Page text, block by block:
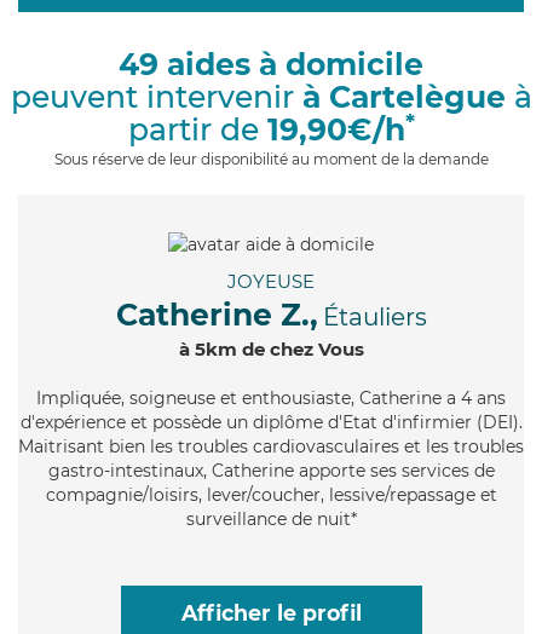
g
49 aides à domicile
peuvent intervenir à Cartelègue à
partir de 19,90€/h*
Sous réserve de leur disponibilité au moment de la demande
JOYEUSE
Catherine Z., Étauliers
à 5km de chez Vous
Impliquée, soigneuse et enthousiaste, Catherine a 4 ans
d'expérience et possède un diplôme d'Etat d'infirmier (DEI).
Maitrisant bien les troubles cardiovasculaires et les troubles
gastro-intestinaux, Catherine apporte ses services de
compagnie/loisirs, lever/coucher, lessive/repassage et
surveillance de nuit*
Afficher le profil